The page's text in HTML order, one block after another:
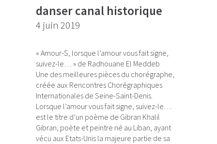
danser canal historique
4 juin 2019
« Amour-S, lorsque l’amour vous fait signe,
suivez-le… » de Radhouane El Meddeb
Une des meilleures pièces du chorégraphe,
créée aux Rencontres Chorégraphiques
Internationales de Seine-Saint-Denis.
Lorsque l’amour vous fait signe, suivez-le…
est le titre d’un poème de Gibran Khalil
Gibran, poète et peintre né au Liban, ayant
vécu aux Etats-Unis la majeure partie de sa